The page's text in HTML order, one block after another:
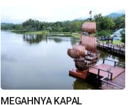
MEGAHNYA KAPAL